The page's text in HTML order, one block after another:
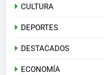
CULTURA
DEPORTES
DESTACADOS
ECONOMÍA